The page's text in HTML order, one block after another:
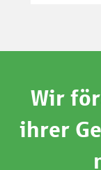
Wir
ihrer